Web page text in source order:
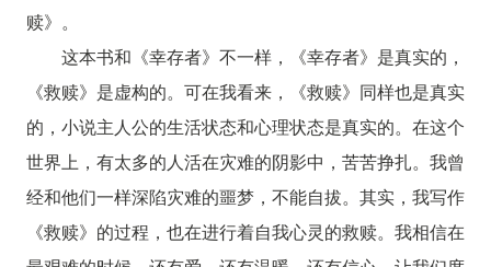
赎》。
这本书和《幸存者》不一样，《幸存者》是真实的，
《救赎》是虚构的。可在我看来，《救赎》同样也是真实
的，小说主人公的生活状态和心理状态是真实的。在这个
世界上，有太多的人活在灾难的阴影中，苦苦挣扎。我曾
经和他们一样深陷灾难的噩梦，不能自拔。其实，我写作
《救赎》的过程，也在进行着自我心灵的救赎。我相信在